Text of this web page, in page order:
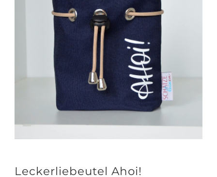
Leckerliebeutel Ahoi!